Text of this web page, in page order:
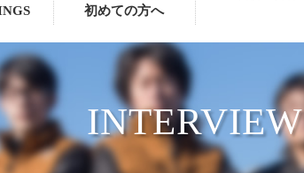
初めての方へ
INTERVIEW